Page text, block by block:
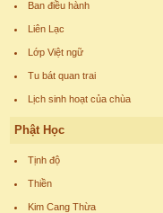
Ban điều hành
Liên Lạc
Lớp Việt ngữ
Tu bát quan trai
Lịch sinh hoạt của chùa
Phật Học
Tịnh độ
Thiền
Kim Cang Thừa